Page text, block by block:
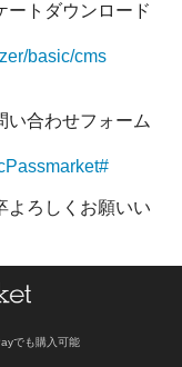
ートダウンロード
basic/cms
い合わせフォーム
よろしくお願いい
でも購入可能